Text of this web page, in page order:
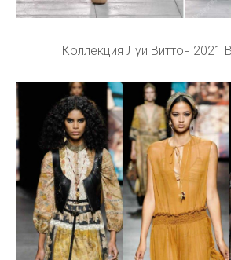
Коллекция Луи Виттон 2021